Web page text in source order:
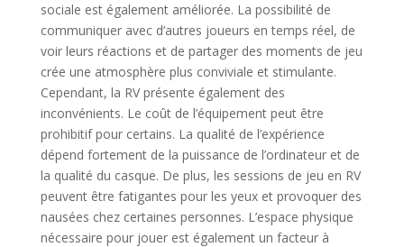
sociale est également améliorée. La possibilité de
communiquer avec d’autres joueurs en temps réel, de
voir leurs réactions et de partager des moments de jeu
crée une atmosphère plus conviviale et stimulante.
Cependant, la RV présente également des
inconvénients. Le coût de l’équipement peut être
prohibitif pour certains. La qualité de l’expérience
dépend fortement de la puissance de l’ordinateur et de
la qualité du casque. De plus, les sessions de jeu en RV
peuvent être fatigantes pour les yeux et provoquer des
nausées chez certaines personnes. L’espace physique
nécessaire pour jouer est également un facteur à